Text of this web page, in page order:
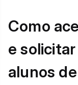
Como
e
alunos